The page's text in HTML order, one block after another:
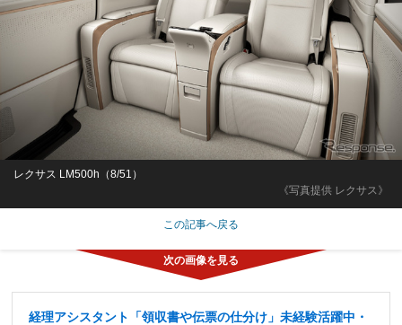
《写真提供 レクサス》
レクサス LM500h（8/51）
この記事へ戻る
経理アシスタント「領収書や伝票の仕分け」未経験活躍中・